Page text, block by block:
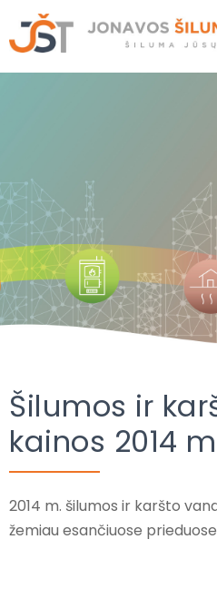
PRADINIS
PASLAUGOS
KAINOS
SAVITARNA
NAUJIENOS
Šilumos ir
kainos 2014
2014 m. šilumos ir karšto
žemiau esančiuose